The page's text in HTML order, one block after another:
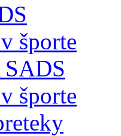
športe
športe